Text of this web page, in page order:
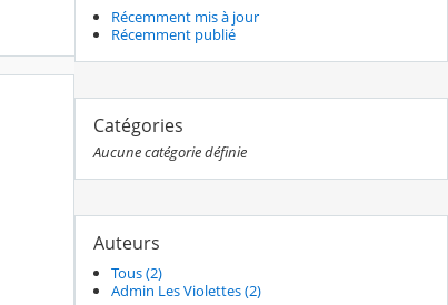
Récemment mis à jour
Récemment publié
Catégories
Aucune catégorie définie
Auteurs
Tous (2)
Admin Les Violettes (2)